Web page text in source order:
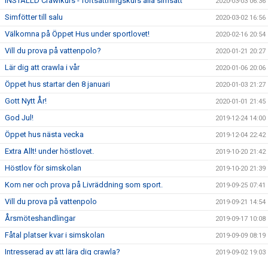
Simfötter till salu 2020-03-02 16:56
Välkomna på Öppet Hus under sportlovet! 2020-02-16 20:54
Vill du prova på vattenpolo? 2020-01-21 20:27
Lär dig att crawla i vår 2020-01-06 20:06
Öppet hus startar den 8 januari 2020-01-03 21:27
Gott Nytt År! 2020-01-01 21:45
God Jul! 2019-12-24 14:00
Öppet hus nästa vecka 2019-12-04 22:42
Extra Allt! under höstlovet. 2019-10-20 21:42
Höstlov för simskolan 2019-10-20 21:39
Kom ner och prova på Livräddning som sport. 2019-09-25 07:41
Vill du prova på vattenpolo 2019-09-21 14:54
Årsmöteshandlingar 2019-09-17 10:08
Fåtal platser kvar i simskolan 2019-09-09 08:19
Intresserad av att lära dig crawla? 2019-09-02 19:03